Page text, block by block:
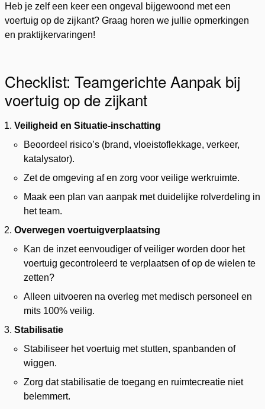
Heb je zelf een keer een ongeval bijgewoond met een
voertuig op de zijkant? Graag horen we jullie opmerkingen
en praktijkervaringen!
Checklist: Teamgerichte Aanpak bij
voertuig op de zijkant
Veiligheid en Situatie-inschatting
Beoordeel risico’s (brand, vloeistoflekkage, verkeer,
katalysator).
Zet de omgeving af en zorg voor veilige werkruimte.
Maak een plan van aanpak met duidelijke rolverdeling in
het team.
Overwegen voertuigverplaatsing
Kan de inzet eenvoudiger of veiliger worden door het
voertuig gecontroleerd te verplaatsen of op de wielen te
zetten?
Alleen uitvoeren na overleg met medisch personeel en
mits 100% veilig.
Stabilisatie
Stabiliseer het voertuig met stutten, spanbanden of
wiggen.
Zorg dat stabilisatie de toegang en ruimtecreatie niet
belemmert.